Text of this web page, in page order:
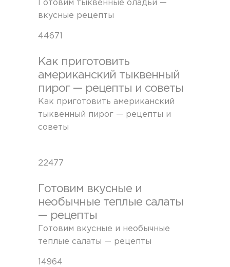
Готовим тыквенные оладьи —
вкусные рецепты
44671
Как приготовить
американский тыквенный
пирог — рецепты и советы
Как приготовить американский
тыквенный пирог — рецепты и
советы
22477
Готовим вкусные и
необычные теплые салаты
— рецепты
Готовим вкусные и необычные
теплые салаты — рецепты
14964